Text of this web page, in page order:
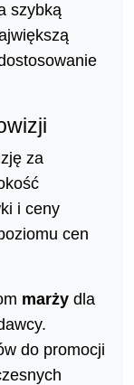
szybką
za
i ceny
cen
marży dla
do promocji